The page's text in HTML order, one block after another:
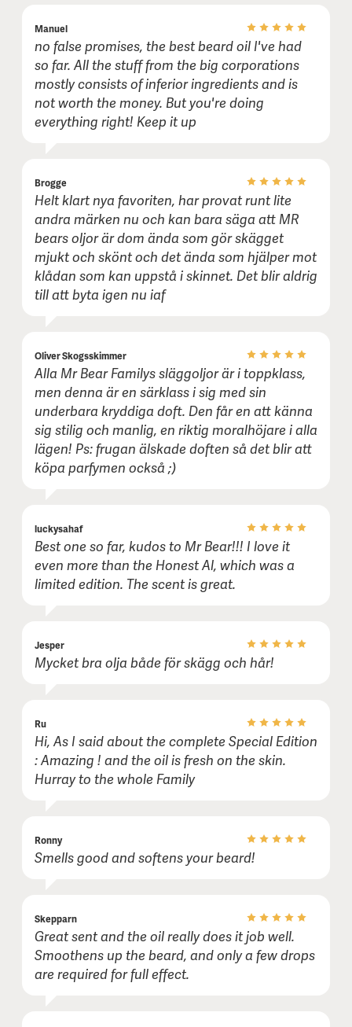
Kommentar (frivilligt):
Manuel
no false promises, the best beard oil I've had
so far. All the stuff from the big corporations
mostly consists of inferior ingredients and is
not worth the money. But you're doing
everything right! Keep it up
Brogge
Helt klart nya favoriten, har provat runt lite
andra märken nu och kan bara säga att MR
bears oljor är dom ända som gör skägget
mjukt och skönt och det ända som hjälper mot
klådan som kan uppstå i skinnet. Det blir aldrig
till att byta igen nu iaf
Oliver Skogsskimmer
Alla Mr Bear Familys släggoljor är i toppklass,
men denna är en särklass i sig med sin
underbara kryddiga doft. Den får en att känna
sig stilig och manlig, en riktig moralhöjare i alla
lägen! Ps: frugan älskade doften så det blir att
köpa parfymen också ;)
luckysahaf
Best one so far, kudos to Mr Bear!!! I love it
even more than the Honest Al, which was a
limited edition. The scent is great.
Jesper
Mycket bra olja både för skägg och hår!
Ru
Hi, As I said about the complete Special Edition
: Amazing ! and the oil is fresh on the skin.
Hurray to the whole Family
Ronny
Smells good and softens your beard!
Skepparn
Great sent and the oil really does it job well.
Smoothens up the beard, and only a few drops
are required for full effect.